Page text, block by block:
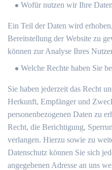
Wofür nutzen wir Ihre
Ein Teil der Daten wird
Bereitstellung der Website zu
können zur Analyse Ihres
Welche Rechte haben Sie
Sie haben jederzeit das Recht
Herkunft, Empfänger und
personenbezogenen Daten zu
Recht, die Berichtigung,
verlangen. Hierzu sowie zu
Datenschutz können Sie sich
angegebenen Adresse an uns